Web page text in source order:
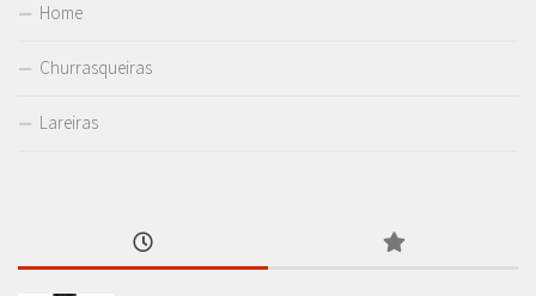
Home
Churrasqueiras
Lareiras